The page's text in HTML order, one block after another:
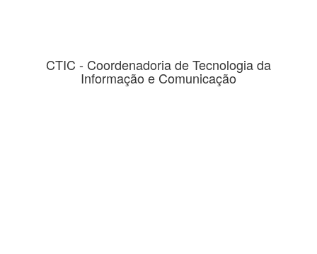
CTIC - Coordenadoria de Tecnologia da
Informação e Comunicação